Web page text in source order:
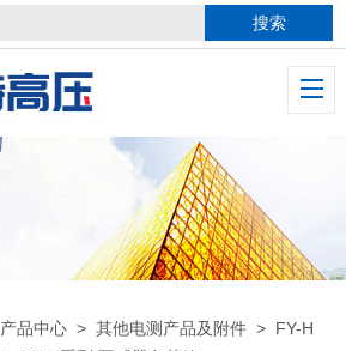
产品中心 >其他电测产品及附件 > FY-H